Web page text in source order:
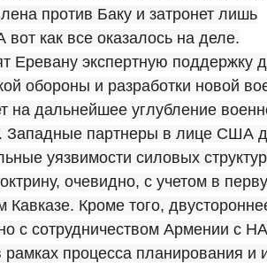
против Баку и затронет лишь
как все оказалось на деле.
Еревану экспертную поддержку
обороны и разработки новой
на дальнейшее углубление
Западные партнеры в лице США
уязвимости силовых
очевидно, с учетом в
Кроме того,
с сотрудничеством Армении с
процесса планирования и